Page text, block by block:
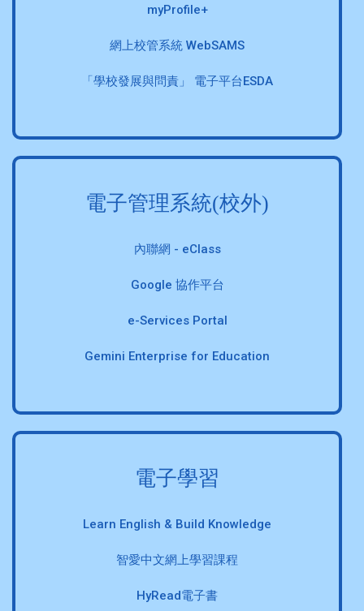
myProfile+
網上校管系統 WebSAMS
「學校發展與問責」 電子平台ESDA
電子管理系統(校外)
內聯網 - eClass
Google 協作平台
e-Services Portal
Gemini Enterprise for Education
電子學習
Learn English & Build Knowledge
智愛中文網上學習課程
HyRead電子書